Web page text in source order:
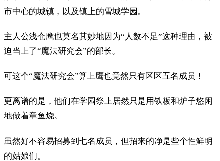
市中心的城镇，以及镇上的雪城学园。
主人公浅仓鹰也莫名其妙地因为“人数不足”这种理由，被
迫当上了“魔法研究会”的部长。
可这个“魔法研究会”算上鹰也竟然只有区区五名成员！
更离谱的是，他们在学园祭上居然只是用铁板和炉子悠闲
地做着章鱼烧。
虽然好不容易招募到七名成员，但招来的净是些个性鲜明
的姑娘们。